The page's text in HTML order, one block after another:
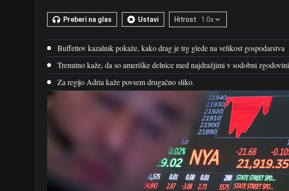
Preberi na glas Ustavi Hitrost
Buffettov kazalnik pokaže, kako drag je trg glede na velikost gospodarstva
Trenutno kaže, da so ameriške delnice med najdražjimi v sodobni zgodovini
Za regijo Adria kaže povsem drugačno sliko.